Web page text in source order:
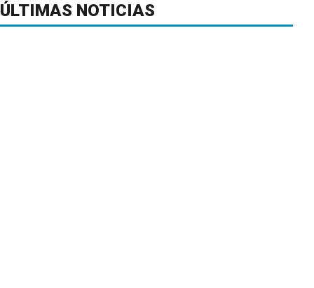
ÚLTIMAS NOTICIAS